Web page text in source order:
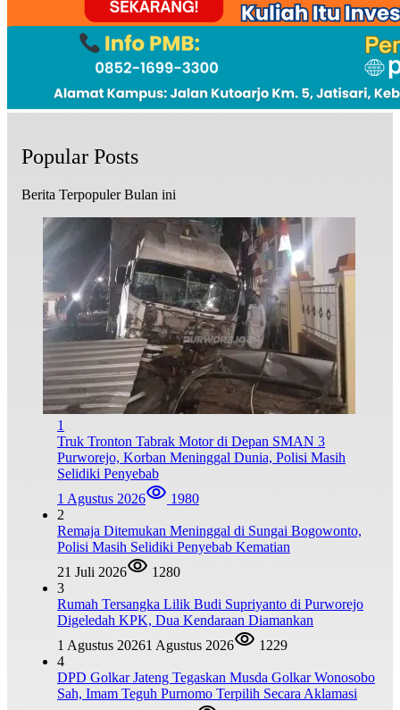
Popular Posts
Berita Terpopuler Bulan ini
1
Truk Tronton Tabrak Motor di Depan SMAN 3
Purworejo, Korban Meninggal Dunia, Polisi Masih
Selidiki Penyebab
1 Agustus 2026
1980
2
Remaja Ditemukan Meninggal di Sungai Bogowonto,
Polisi Masih Selidiki Penyebab Kematian
21 Juli 2026
1280
3
Rumah Tersangka Lilik Budi Supriyanto di Purworejo
Digeledah KPK, Dua Kendaraan Diamankan
1 Agustus 20261 Agustus 2026
1229
4
DPD Golkar Jateng Tegaskan Musda Golkar Wonosobo
Sah, Imam Teguh Purnomo Terpilih Secara Aklamasi